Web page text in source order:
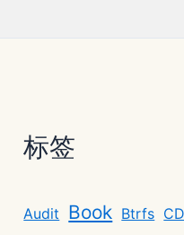
标签
Audit Book Btrfs